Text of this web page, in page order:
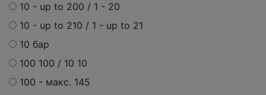
10 - up to 200 / 1 - 20
10 - up to 210 / 1 - up to 21
10 бар
100 100 / 10 10
100 - макс. 145